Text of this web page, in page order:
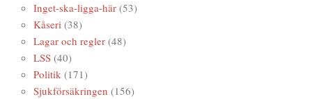
Inget-ska-ligga-här(53)
Kåseri(38)
Lagar och regler(48)
LSS(40)
Politik(171)
Sjukförsäkringen (156)